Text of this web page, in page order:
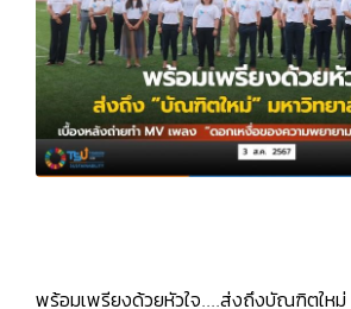
พร้อมเพรียงด้วยหัวใจ....ส่งถึงบัณฑิตให